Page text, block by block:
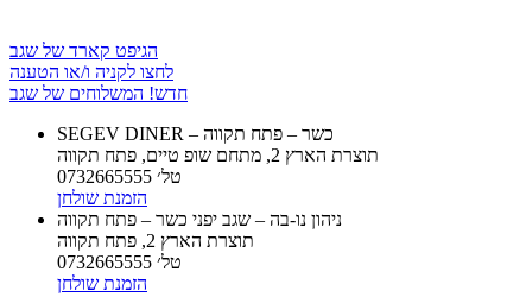
הגיפט קארד של שגב
לחצו לקניה ו/או הטענה
חדש! המשלוחים של שגב
SEGEV DINER – כשר – פתח תקווה
תוצרת הארץ 2, מתחם שופ טיים, פתח תקווה
טל׳ 0732665555
הזמנת שולחן
ניהון נו-בה – שגב יפני כשר – פתח תקווה
תוצרת הארץ 2, פתח תקווה
טל׳ 0732665555
הזמנת שולחן